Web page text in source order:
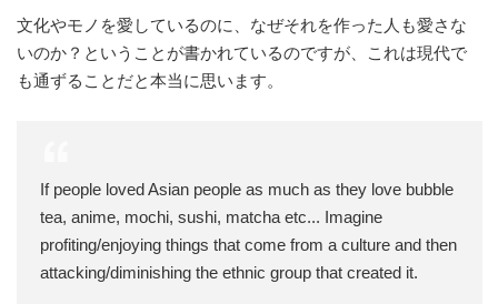
文化やモノを愛しているのに、なぜそれを作った人も愛さな
いのか？ということが書かれているのですが、これは現代で
も通ずることだと本当に思います。
If people loved Asian people as much as they love bubble
tea, anime, mochi, sushi, matcha etc... Imagine
profiting/enjoying things that come from a culture and then
attacking/diminishing the ethnic group that created it.